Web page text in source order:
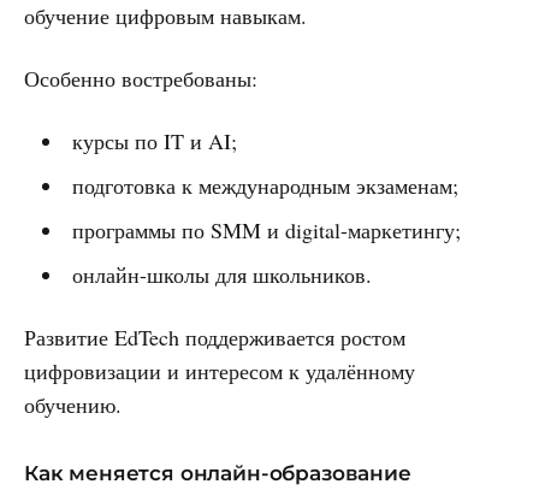
обучение цифровым навыкам.
Особенно востребованы:
курсы по IT и AI;
подготовка к международным экзаменам;
программы по SMM и digital-маркетингу;
онлайн-школы для школьников.
Развитие EdTech поддерживается ростом
цифровизации и интересом к удалённому
обучению.
Как меняется онлайн-образование